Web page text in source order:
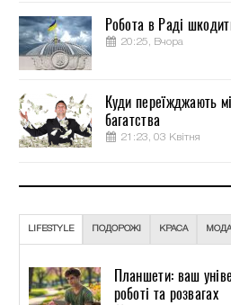
Робота в Раді
20:25, Вчора
Куди переїжджають
багатства
21:23, 03 Квітня
LIFESTYLE ПОДОРОЖІ КРАСА
Планшети: ваш
роботі та розвагах